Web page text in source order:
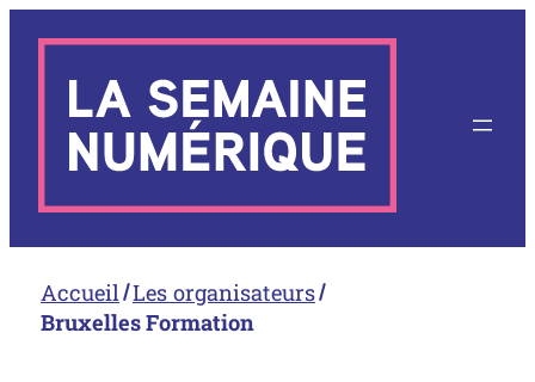
contenu
Accueil Les organisateurs
Bruxelles Formation